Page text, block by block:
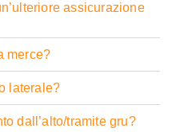
assicurazione
merce?
laterale?
dall’alto/tramite gru?